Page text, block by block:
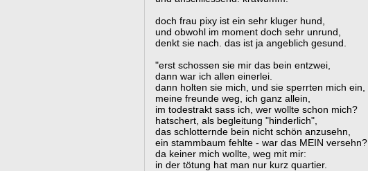
doch frau pixy ist ein sehr kluger hund,
und obwohl im moment doch sehr unrund,
denkt sie nach. das ist ja angeblich gesund.
"erst schossen sie mir das bein entzwei,
dann war ich allen einerlei.
dann holten sie mich, und sie sperrten mich ein,
meine freunde weg, ich ganz allein,
im todestrakt sass ich, wer wollte schon mich?
hatschert, als begleitung "hinderlich",
das schlotternde bein nicht schön anzusehn,
ein stammbaum fehlte - war das MEIN versehn?
da keiner mich wollte, weg mit mir:
in der tötung hat man nur kurz quartier.